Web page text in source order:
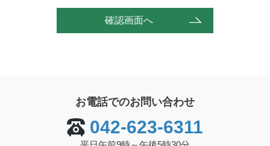
お電話でのお問い合わせ
042-623-6311